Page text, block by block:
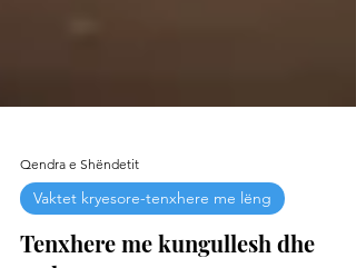
Qendra e Shëndetit
Vaktet kryesore-tenxhere me lëng